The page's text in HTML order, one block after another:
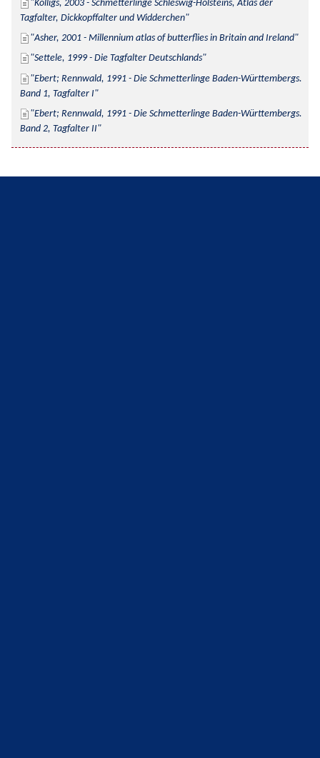
Kolligs, 2003 - Schmetterlinge Schleswig-Holsteins, Atlas der
Tagfalter, Dickkopffalter und Widderchen
Asher, 2001 - Millennium atlas of butterflies in Britain and Ireland
Settele, 1999 - Die Tagfalter Deutschlands
Ebert; Rennwald, 1991 - Die Schmetterlinge Baden-Württembergs.
Band 1, Tagfalter I
Ebert; Rennwald, 1991 - Die Schmetterlinge Baden-Württembergs.
Band 2, Tagfalter II